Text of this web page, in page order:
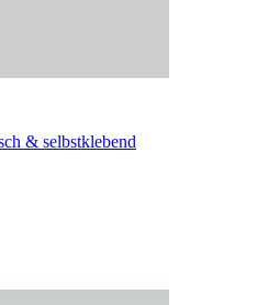
& selbstklebend